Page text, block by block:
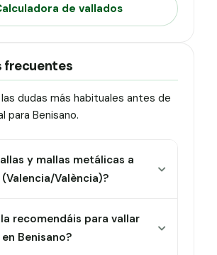
de vallados
frecuentes
dudas más habituales antes de
para Benisano.
y mallas metálicas a
València)?
recomendáis para vallar
Benisano?